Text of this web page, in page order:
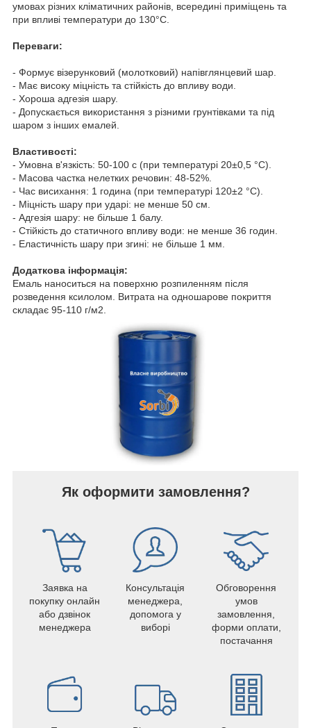
умовах різних кліматичних районів, всередині приміщень та
при впливі температури до 130°C.
Переваги:
- Формує візерунковий (молотковий) напівглянцевий шар.
- Має високу міцність та стійкість до впливу води.
- Хороша адгезія шару.
- Допускається використання з різними грунтівками та під
шаром з інших емалей.
Властивості:
- Умовна в'язкість: 50-100 с (при температурі 20±0,5 °C).
- Масова частка нелетких речовин: 48-52%.
- Час висихання: 1 година (при температурі 120±2 °C).
- Міцність шару при ударі: не менше 50 см.
- Адгезія шару: не більше 1 балу.
- Стійкість до статичного впливу води: не менше 36 годин.
- Еластичність шару при згині: не більше 1 мм.
Додаткова інформація:
Емаль наноситься на поверхню розпиленням після
розведення ксилолом. Витрата на одношарове покриття
складає 95-110 г/м2.
Як оформити замовлення?
Заявка на
покупку онлайн
або дзвінок
менеджера
Консультація
менеджера,
допомога у
виборі
Обговорення
умов
замовлення,
форми оплати,
постачання